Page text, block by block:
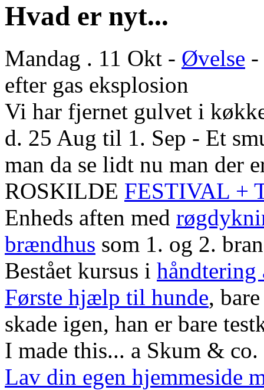
Hvad er nyt...
Mandag . 11 Okt - Øvelse -
efter gas eksplosion
Vi har fjernet gulvet i
d. 25 Aug til 1. Sep - Et
man da se lidt nu man der
ROSKILDE FESTIVAL +
Enheds aften med
brændhus som 1. og 2.
Bestået kursus i håndtering
Første hjælp til hunde,
skade igen, han er bare
I made this... a Skum &
Lav din egen hjemmeside